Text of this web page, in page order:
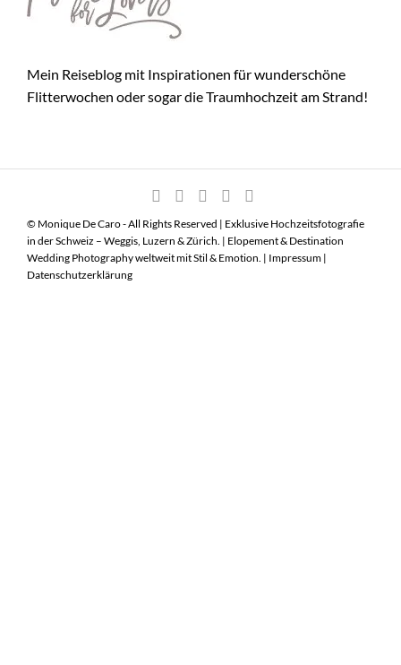
Mein Reiseblog mit Inspirationen für wunderschöne
Flitterwochen oder sogar die Traumhochzeit am Strand!
© Monique De Caro - All Rights Reserved | Exklusive Hochzeitsfotografie
in der Schweiz – Weggis, Luzern & Zürich. | Elopement & Destination
Wedding Photography weltweit mit Stil & Emotion. | Impressum |
Datenschutzerklärung